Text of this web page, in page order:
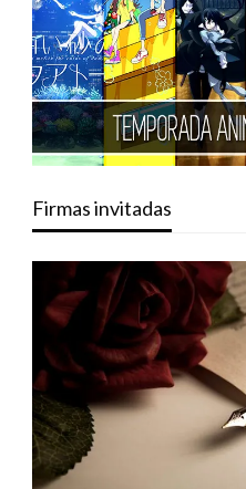
Firmas invitadas